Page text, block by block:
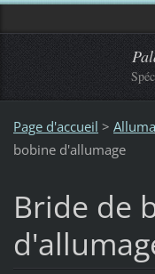
Page d'accueil >
bobine d'allumage
Bride de